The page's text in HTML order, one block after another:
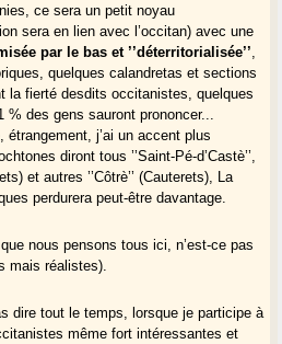
ce sera un petit noyau
sera en lien avec l’occitan) avec une
par le bas et ’’déterritorialisée’’
quelques calandretas et sections
la fierté desdits occitanistes, quelques
des gens sauront prononcer...
étrangement, j’ai un accent plus
diront tous ’’Saint-Pé-d’Castè’’,
et autres ’’Côtrè’’ (Cauterets), La
perdurera peut-être davantage.
nous pensons tous ici, n’est-ce pas
mais réalistes).
dire tout le temps, lorsque je participe à
même fort intéressantes et